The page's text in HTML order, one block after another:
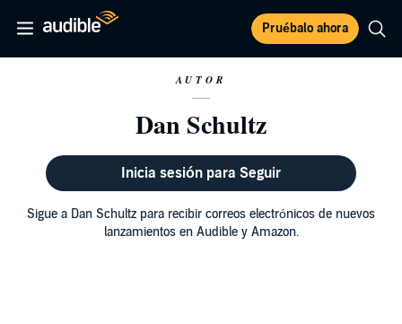
Pruébalo ahora
AUTOR
Dan Schultz
Inicia sesión para Seguir
Sigue a Dan Schultz para recibir correos electrónicos de nuevos
lanzamientos en Audible y Amazon.